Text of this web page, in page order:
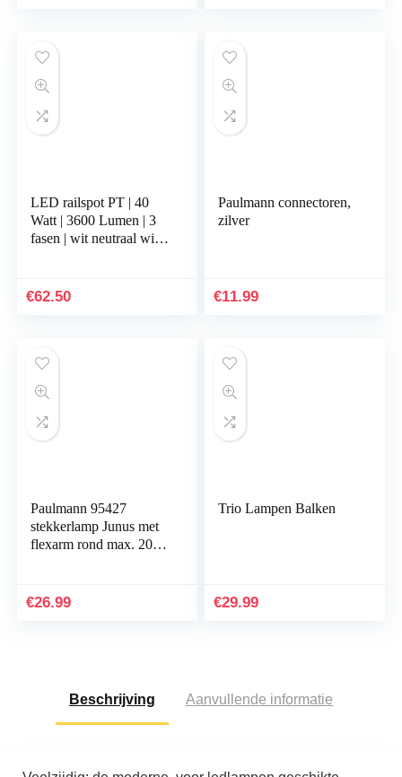
LED railspot PT | 40
Watt | 3600 Lumen | 3
fasen | wit neutraal wit
€62.50
Paulmann connectoren,
zilver
€11.99
Paulmann 95427
stekkerlamp Junus met
flexarm rond max. 20
€26.99
Trio Lampen Balken
€29.99
Beschrijving Aanvullende informatie